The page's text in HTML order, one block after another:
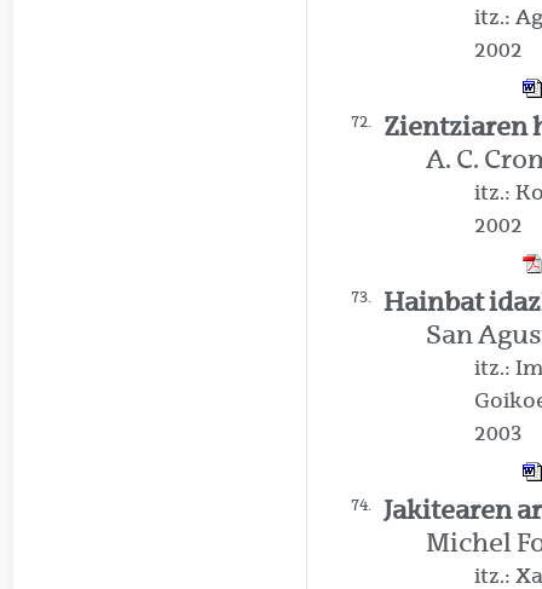
itz.:
2002
72.
Zientziaren
A. C.
itz.:
2002
73.
Hainbat
San
itz.:
2003
74.
Jakitearen
Michel
itz.: